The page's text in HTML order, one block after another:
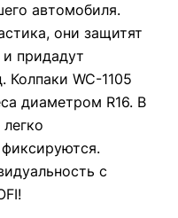
автомобиля.
они защитят
придадут
WC-1105
диаметром R16. В
с